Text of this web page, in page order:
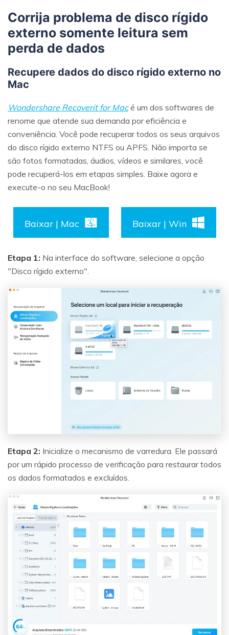
Corrija problema de disco rígido
externo somente leitura sem
perda de dados
Recupere dados do disco rígido externo no
Mac
Wondershare Recoverit for Macé um dos softwares de
renome que atende sua demanda por eficiência e
conveniência. Você pode recuperar todos os seus arquivos
do disco rígido externo NTFS ou APFS. Não importa se
são fotos formatadas, áudios, vídeos e similares, você
pode recuperá-los em etapas simples. Baixe agora e
execute-o no seu MacBook!
Baixar | Mac Baixar | Win
Etapa 1: Na interface do software, selecione a opção
"Disco rígido externo".
Etapa 2: Inicialize o mecanismo de varredura. Ele passará
por um rápido processo de verificação para restaurar todos
os dados formatados e excluídos.